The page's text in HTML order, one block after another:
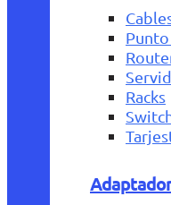
Punto
Racks